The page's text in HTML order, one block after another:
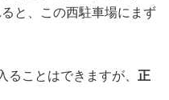
と、この西駐車場にまず
ることはできますが、 正